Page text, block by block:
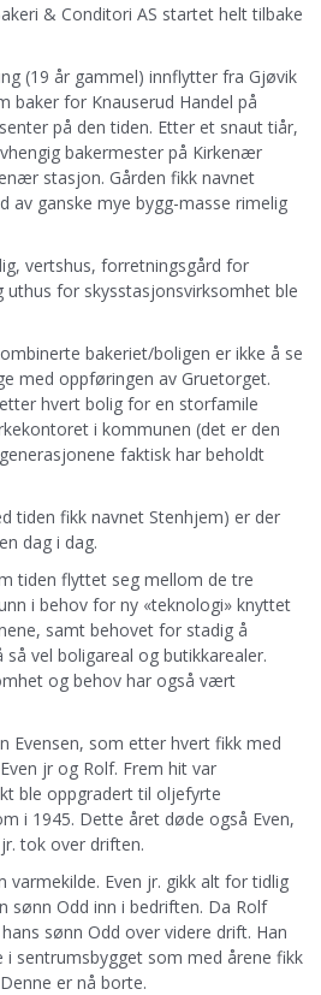
& Conditori AS startet helt tilbake
(19 år gammel) innflytter fra Gjøvik
baker for Knauserud Handel på
på den tiden. Etter et snaut tiår,
bakermester på Kirkenær
stasjon. Gården fikk navnet
av ganske mye bygg-masse rimelig
vertshus, forretningsgård for
uthus for skysstasjonsvirksomhet ble
bakeriet/boligen er ikke å se
med oppføringen av Gruetorget.
hvert bolig for en storfamile
i kommunen (det er den
faktisk har beholdt
tiden fikk navnet Stenhjem) er der
dag i dag.
tiden flyttet seg mellom de tre
i behov for ny «teknologi» knyttet
samt behovet for stadig å
vel boligareal og butikkarealer.
og behov har også vært
Evensen, som etter hvert fikk med
jr og Rolf. Frem hit var
ble oppgradert til oljefyrte
i 1945. Dette året døde også Even,
tok over driften.
Even jr. gikk alt for tidlig
sønn Odd inn i bedriften. Da Rolf
sønn Odd over videre drift. Han
i sentrumsbygget som med årene fikk
er nå borte.